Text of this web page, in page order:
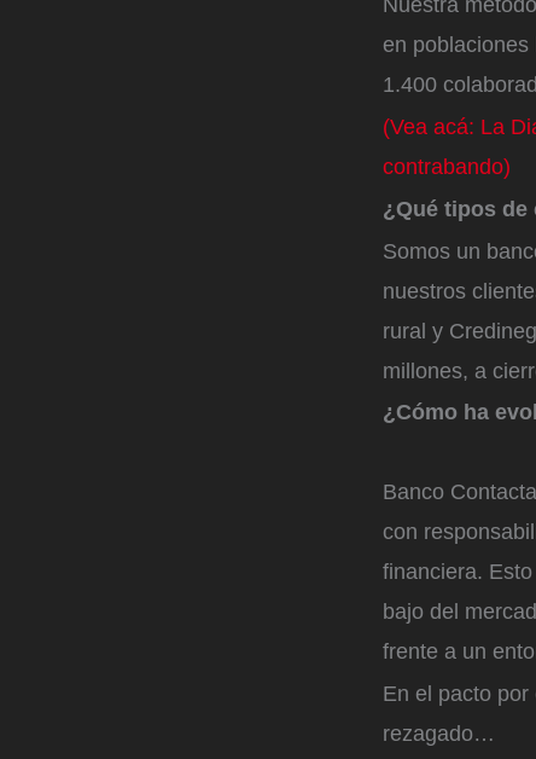
Nuestra
en
1.400
(Vea acá: La
contrabando)
¿Qué tipos
Somos un
nuestros
rural y
millones, a
¿Cómo ha
Banco
con
financiera.
bajo del
frente a un
En el pacto
rezagado…